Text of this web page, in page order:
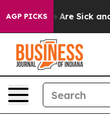
AGP PICKSAre Sick and